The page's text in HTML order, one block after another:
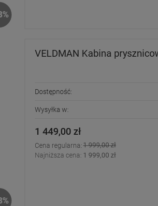
%
%
VELDMAN Kabina
Dostępność:
Wysyłka w:
1 449,00 zł
Cena regularna:1 999,00 zł
Najniższa cena: 1 999,00 zł